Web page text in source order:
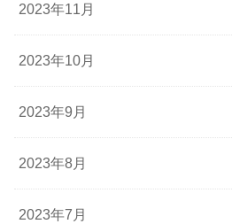
2023年11月
2023年10月
2023年9月
2023年8月
2023年7月